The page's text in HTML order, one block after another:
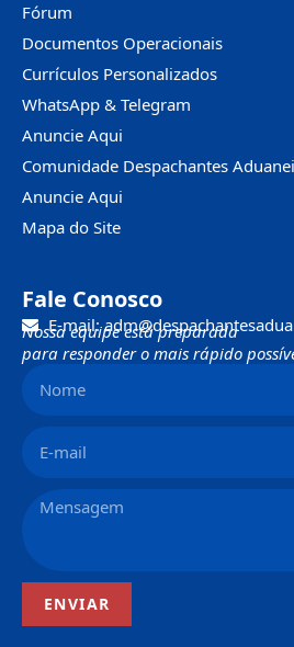
Fórum
Documentos Operacionais
Currículos Personalizados
WhatsApp & Telegram
Anuncie Aqui
Comunidade Despachantes
Anuncie Aqui
Mapa do Site
Fale Conosco
E-mail:
Nossa equipe está preparada
para responder o mais rápido
ENVIAR